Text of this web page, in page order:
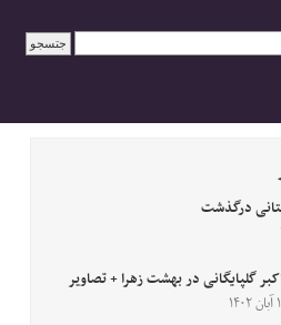
درگذشت
گلپایگانی در بهشت زهرا + تصاویر